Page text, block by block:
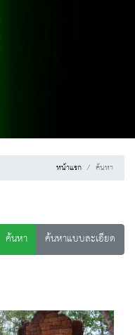
หน้าแรก ค้นหา
ค้นหา
ค้นหาแบบละเอียด